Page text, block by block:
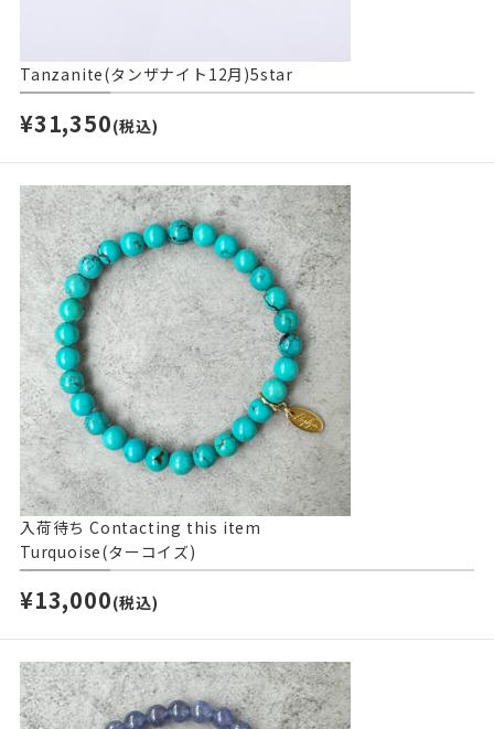
Tanzanite(タンザナイト12月)5star
¥31,350(税込)
入荷待ち Contacting this item
Turquoise(ターコイズ)
¥13,000(税込)